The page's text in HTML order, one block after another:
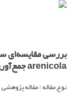
arenicola جمع‌آوری شده از سواحل خلیج فارس
نوع مقاله : مقاله پژوهشی